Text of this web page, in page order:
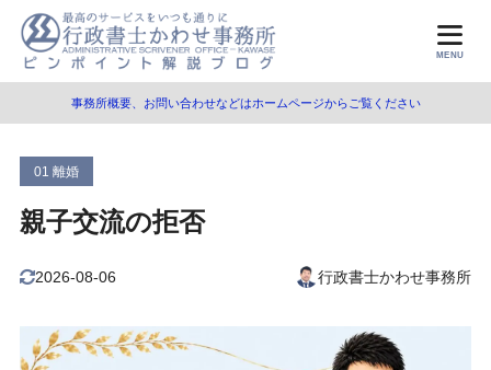
MENU
事務所概要、お問い合わせなどはホームページからご覧ください
01 離婚
親子交流の拒否
2026-08-06 行政書士かわせ事務所
目次
1 親子交流とは
2 親子交流の拒否
2.1 親子交流が制限されるケース
2.3 子が親子交流を拒否する